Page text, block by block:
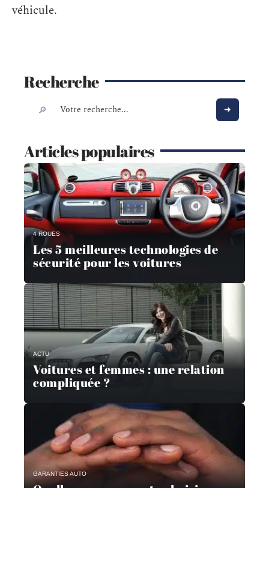
véhicule.
Recherche
Articles populaires
4 ROUES
Les 5 meilleures technologies de
sécurité pour les voitures
ACTU
Voitures et femmes : une relation
compliquée ?
GARANTIES AUTO
Quelle assurance auto choisir en